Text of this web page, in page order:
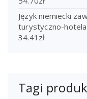
Język niemiecki
turystyczno-
34.41 zł
Tagi